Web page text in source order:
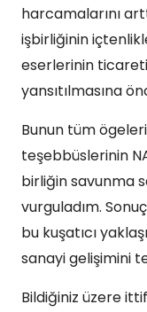
harcamalarını
işbirliğinin
eserlerinin
yansıtılmasına
Bunun tüm
teşebbüslerinin
birliğin savunma
vurguladım.
bu kuşatıcı
sanayi gelişimini
Bildiğiniz üzere